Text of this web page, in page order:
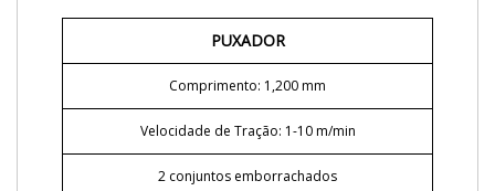
PUXADOR
Comprimento: 1,200 mm
Velocidade de Tração: 1-10 m/min
2 conjuntos emborrachados